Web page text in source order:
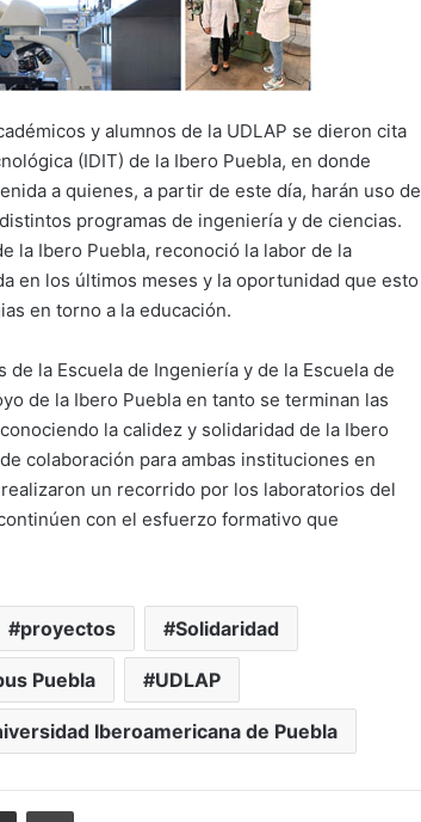
y alumnos de la UDLAP se dieron cita
(IDIT) de la Ibero Puebla, en donde
a quienes, a partir de este día, harán uso de
programas de ingeniería y de ciencias.
la Ibero Puebla, reconoció la labor de la
en los últimos meses y la oportunidad que esto
en torno a la educación.
de la Escuela de Ingeniería y de la Escuela de
de la Ibero Puebla en tanto se terminan las
la calidez y solidaridad de la Ibero
colaboración para ambas instituciones en
un recorrido por los laboratorios del
con el esfuerzo formativo que
proyectos Solidaridad
Puebla UDLAP
Iberoamericana de Puebla
Share via Email Print